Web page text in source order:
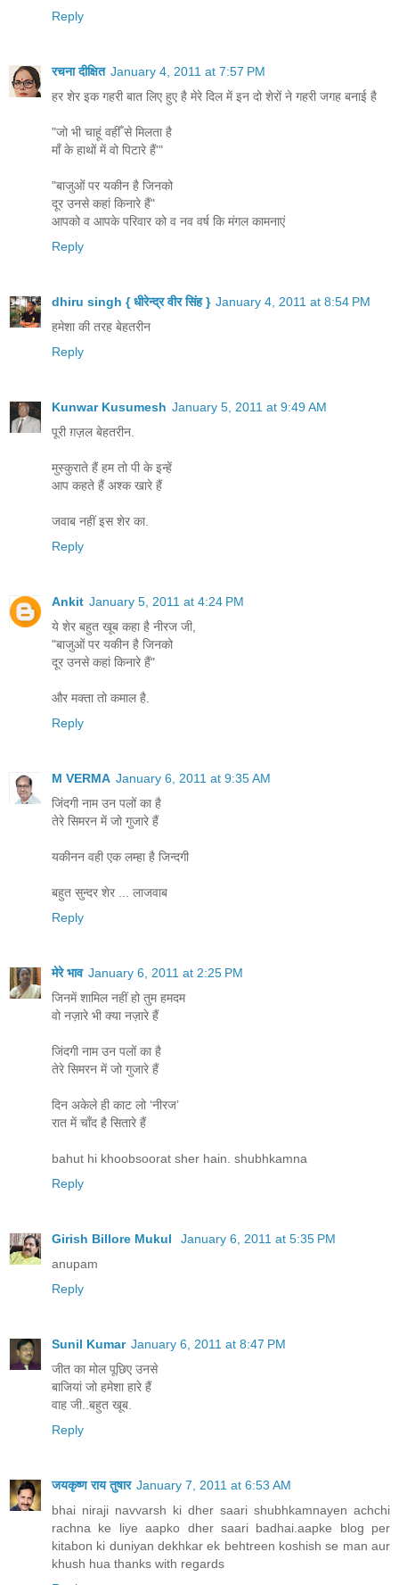
Reply
रचना दीक्षित January 4, 2011 at 7:57 PM
हर शेर इक गहरी बात लिए हुए है मेरे दिल में इन दो शेरों ने गहरी जगह बनाई है
"जो भी चाहूं वहीँ से मिलता है
मॉं के हाथों में वो पिटारे हैं'"
"बाजुओं पर यकीन है जिनको
दूर उनसे कहां किनारे हैं"
आपको व आपके परिवार को व नव वर्ष कि मंगल कामनाएं
Reply
dhiru singh { धीरेन्द्र वीर सिंह } January 4, 2011 at 8:54 PM
हमेशा की तरह बेहतरीन
Reply
Kunwar Kusumesh January 5, 2011 at 9:49 AM
पूरी ग़ज़ल बेहतरीन.
मुस्‍कुराते हैं हम तो पी के इन्‍हें
आप कहते हैं अश्क खारे हैं
जवाब नहीं इस शेर का.
Reply
Ankit January 5, 2011 at 4:24 PM
ये शेर बहुत खूब कहा है नीरज जी,
"बाजुओं पर यकीन है जिनको
दूर उनसे कहां किनारे हैं"
और मक्ता तो कमाल है.
Reply
M VERMA January 6, 2011 at 9:35 AM
जिंदगी नाम उन पलों का है
तेरे सिमरन में जो गुजारे हैं
यकीनन वही एक लम्हा है जिन्दगी
बहुत सुन्दर शेर ... लाजवाब
Reply
मेरे भाव January 6, 2011 at 2:25 PM
जिनमें शामिल नहीं हो तुम हमदम
वो नज़ारे भी क्‍या नज़ारे हैं
जिंदगी नाम उन पलों का है
तेरे सिमरन में जो गुजारे हैं
दिन अकेले ही काट लो ‘नीरज’
रात में चाँद है सितारे हैं
bahut hi khoobsoorat sher hain. shubhkamna
Reply
Girish Billore Mukul
January 6, 2011 at 5:35 PM
anupam
Reply
Sunil Kumar January 6, 2011 at 8:47 PM
जीत का मोल पूछिए उनसे
बाजियां जो हमेशा हारे हैं
वाह जी..बहुत खूब.
Reply
जयकृष्ण राय तुषार January 7, 2011 at 6:53 AM
bhai niraji navvarsh ki dher saari shubhkamnayen achchi
rachna ke liye aapko dher saari badhai.aapke blog per
kitabon ki duniyan dekhkar ek behtreen koshish se man aur
khush hua thanks with regards